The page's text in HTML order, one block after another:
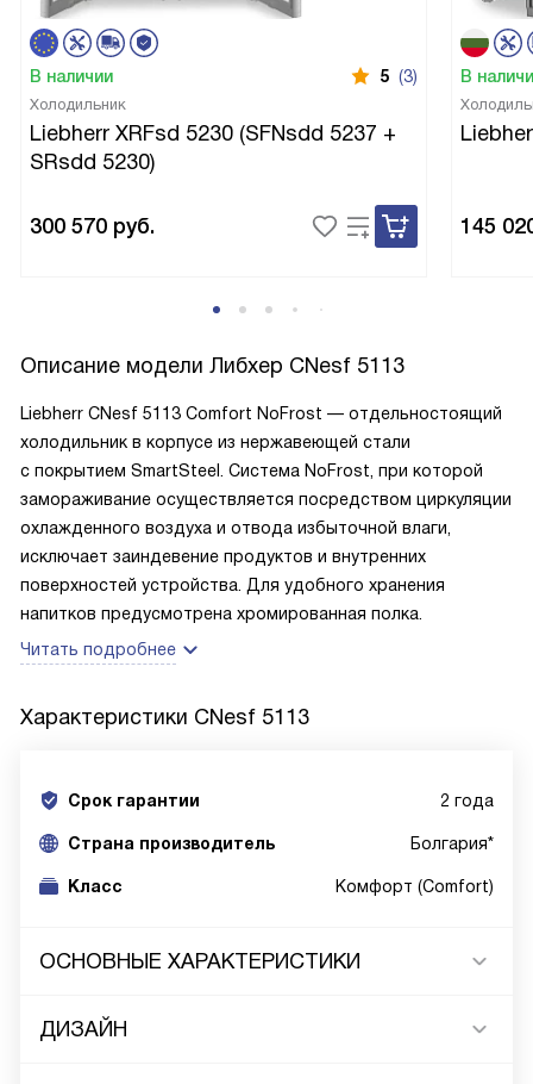
В наличии 5 (3)
Холодильник
Liebherr XRFsd 5230 (SFNsdd 5237 +
SRsdd 5230)
300 570 руб.
В
145
Описание модели Либхер CNesf 5113
Liebherr CNesf 5113 Comfort NoFrost — отдельностоящий
холодильник в корпусе из нержавеющей стали
с покрытием SmartSteel. Система NoFrost, при которой
замораживание осуществляется посредством циркуляции
охлажденного воздуха и отвода избыточной влаги,
исключает заиндевение продуктов и внутренних
поверхностей устройства. Для удобного хранения
напитков предусмотрена хромированная полка.
Читать подробнее
Характеристики CNesf 5113
Срок гарантии 2 года
Cтрана производитель Болгария*
Класс Комфорт (Comfort)
ОСНОВНЫЕ ХАРАКТЕРИСТИКИ
ДИЗАЙН